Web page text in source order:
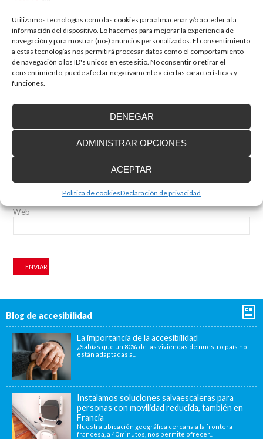
Utilizamos tecnologías como las cookies para almacenar y/o acceder a la
información del dispositivo. Lo hacemos para mejorar la experiencia de
navegación y para mostrar (no-) anuncios personalizados. El consentimiento
a estas tecnologías nos permitirá procesar datos como el comportamiento
de navegación o los ID's únicos en este sitio. No consentir o retirar el
consentimiento, puede afectar negativamente a ciertas características y
funciones.
ACEPTAR
DENEGAR
ADMINISTRAR OPCIONES
Política de cookiesDeclaración de privacidad
Deja tu comentario
Tu dirección de correo electrónico no será publicada.
Los campos
obligatorios están marcados con*
Comentario
Correo electrónico
Web
Blog de accesibilidad
La importancia de la accesibilidad
¿Sabías que un 80% de las viviendas de nuestro país no
están adaptadas a...
Instalamos soluciones salvaescaleras para
personas con movilidad reducida, también en
Francia
Nuestra ubicación geográfica cercana a la frontera
francesa, a 40 minutos, nos permite ofrecer...